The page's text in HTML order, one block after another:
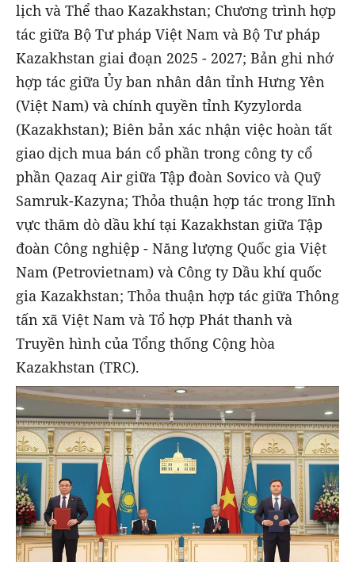
lịch và Thể thao Kazakhstan; Chương trình hợp
tác giữa Bộ Tư pháp Việt Nam và Bộ Tư pháp
Kazakhstan giai đoạn 2025 - 2027; Bản ghi nhớ
hợp tác giữa Ủy ban nhân dân tỉnh Hưng Yên
(Việt Nam) và chính quyền tỉnh Kyzylorda
(Kazakhstan); Biên bản xác nhận việc hoàn tất
giao dịch mua bán cổ phần trong công ty cổ
phần Qazaq Air giữa Tập đoàn Sovico và Quỹ
Samruk-Kazyna; Thỏa thuận hợp tác trong lĩnh
vực thăm dò dầu khí tại Kazakhstan giữa Tập
đoàn Công nghiệp - Năng lượng Quốc gia Việt
Nam (Petrovietnam) và Công ty Dầu khí quốc
gia Kazakhstan; Thỏa thuận hợp tác giữa Thông
tấn xã Việt Nam và Tổ hợp Phát thanh và
Truyền hình của Tổng thống Cộng hòa
Kazakhstan (TRC).